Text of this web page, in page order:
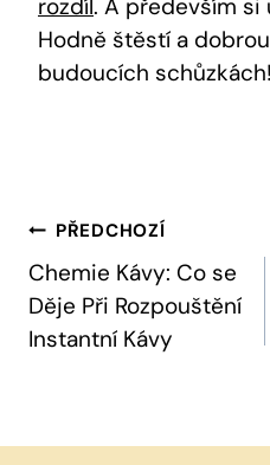
rozdíl. A především
Hodně štěstí a
budoucích schůzkách!
Navigace
Pro
Příspěvek
PŘEDCHOZÍ
Chemie Kávy: Co se
Děje Při Rozpouštění
Instantní Kávy